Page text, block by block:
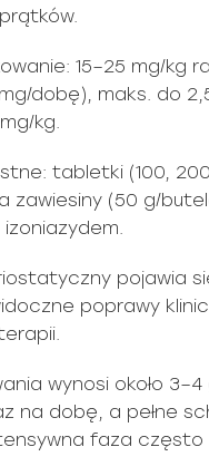
15–25 mg/kg
dobę), maks. do
kg.
tabletki (100,
zawiesiny (50 g/
pojawia
poprawy
wynosi około
na dobę, a pełne
faza często